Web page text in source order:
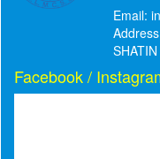
Email:
SHATIN
Facebook /